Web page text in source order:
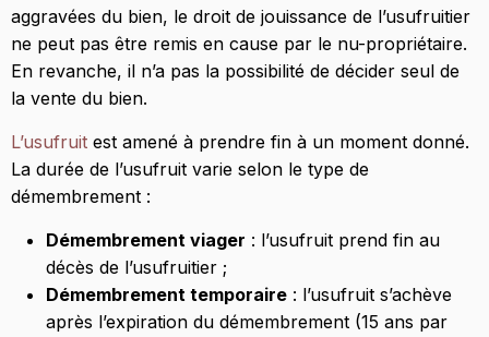
aggravées du bien, le droit de jouissance de l’usufruitier
ne peut pas être remis en cause par le nu-propriétaire.
En revanche, il n’a pas la possibilité de décider seul de
la vente du bien.
L’usufruit est amené à prendre fin à un moment donné.
La durée de l’usufruit varie selon le type de
démembrement :
Démembrement viager : l’usufruit prend fin au
décès de l’usufruitier ;
Démembrement temporaire : l’usufruit s’achève
après l’expiration du démembrement (15 ans par